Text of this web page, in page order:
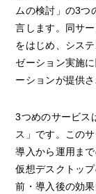
ムの検討」の3つ
言します。同サ
をはじめ、シス
ゼーション実施
ーションが提供さ
3つめのサービス
ス」です。この
導入から運用ま
仮想デスクトッ
前・導入後の効